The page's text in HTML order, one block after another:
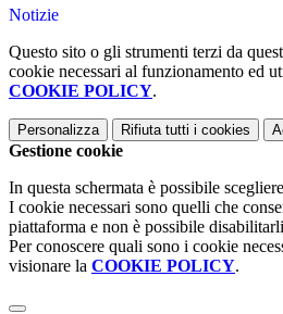
Notizie
Questo sito o gli strumenti terzi da
cookie necessari al funzionamento ed
COOKIE POLICY.
Personalizza Rifiuta tutti i cookies
Gestione cookie
In questa schermata è possibile
I cookie necessari sono quelli che
piattaforma e non è possibile
Per conoscere quali sono i cookie
visionare la COOKIE POLICY.